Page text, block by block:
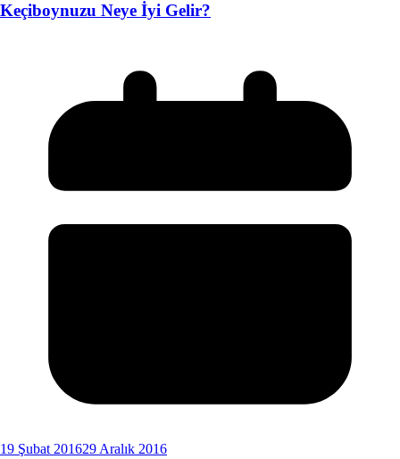
Keçiboynuzu Neye İyi Gelir?
19 Şubat 201629 Aralık 2016